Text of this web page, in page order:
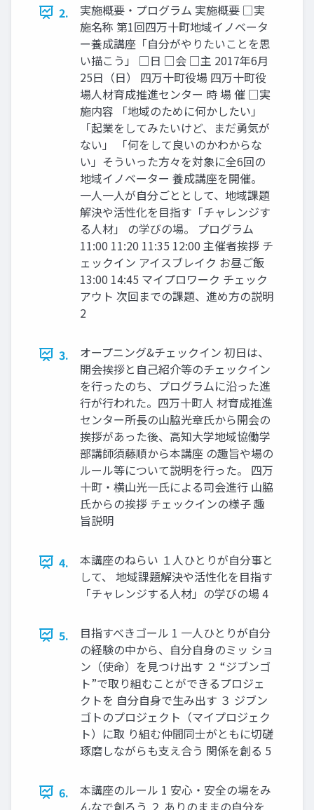
2.
実施概要・プログラム 実施概要 □実
施名称 第1回四万十町地域イノベータ
ー養成講座「自分がやりたいことを思
い描こう」 □日 □会 □主 2017年6月
25日（日） 四万十町役場 四万十町役
場人材育成推進センター 時 場 催 □実
施内容 「地域のために何かしたい」
「起業をしてみたいけど、まだ勇気が
ない」 「何をして良いのかわからな
い」そういった方々を対象に全6回の
地域イノベーター 養成講座を開催。
一人一人が自分ごととして、地域課題
解決や活性化を目指す「チャレンジす
る人材」 の学びの場。 プログラム
11:00 11:20 11:35 12:00 主催者挨拶 チ
ェックイン アイスブレイク お昼ご飯
13:00 14:45 マイプロワーク チェック
アウト 次回までの課題、進め方の説明
2
3.
オープニング&チェックイン 初日は、
開会挨拶と自己紹介等のチェックイン
を行ったのち、プログラムに沿った進
行が行われた。四万十町人 材育成推進
センター所長の山脇光章氏から開会の
挨拶があった後、高知大学地域協働学
部講師須藤順から本講座 の趣旨や場の
ルール等について説明を行った。 四万
十町・横山光一氏による司会進行 山脇
氏からの挨拶 チェックインの様子 趣
旨説明
4.
本講座のねらい １人ひとりが自分事と
して、 地域課題解決や活性化を目指す
「チャレンジする人材」の学びの場 4
5.
目指すべきゴール 1 一人ひとりが自分
の経験の中から、自分自身のミッ ショ
ン（使命）を見つけ出す ２ “ジブンゴ
ト”で取り組むことができるプロジェ
クトを 自分自身で生み出す ３ ジブン
ゴトのプロジェクト（マイプロジェク
ト）に取 り組む仲間同士がともに切磋
琢磨しながらも支え合う 関係を創る 5
6.
本講座のルール 1 安心・安全の場をみ
んなで創ろう ２ ありのままの自分を